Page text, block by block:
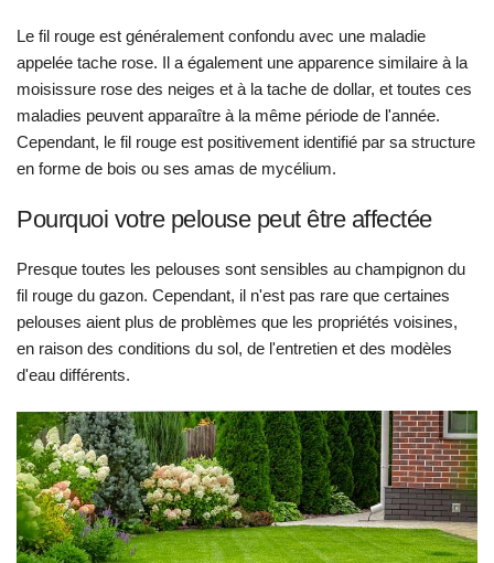
Le fil rouge est généralement confondu avec une maladie
appelée tache rose. Il a également une apparence similaire à la
moisissure rose des neiges et à la tache de dollar, et toutes ces
maladies peuvent apparaître à la même période de l'année.
Cependant, le fil rouge est positivement identifié par sa structure
en forme de bois ou ses amas de mycélium.
Pourquoi votre pelouse peut être affectée
Presque toutes les pelouses sont sensibles au champignon du
fil rouge du gazon. Cependant, il n'est pas rare que certaines
pelouses aient plus de problèmes que les propriétés voisines,
en raison des conditions du sol, de l'entretien et des modèles
d'eau différents.